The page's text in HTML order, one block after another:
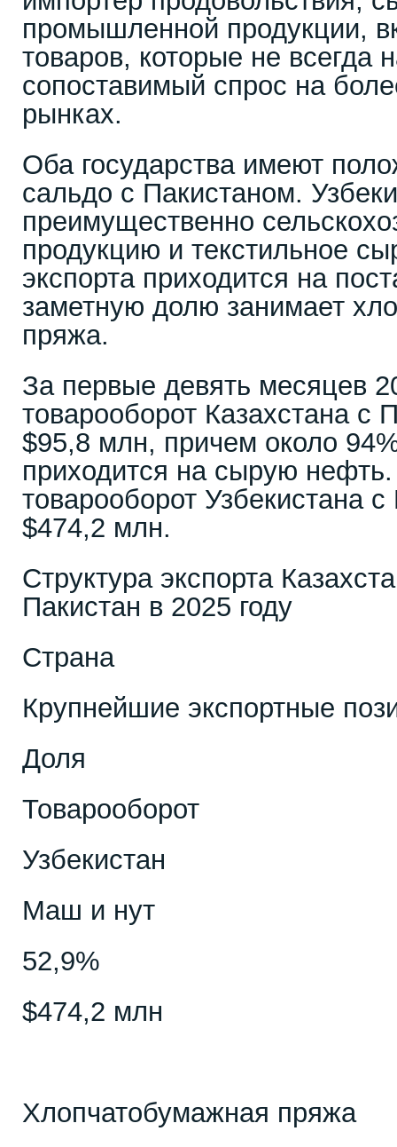
промышленной продукции,
товаров, которые не всегда
сопоставимый спрос на
рынках.
Оба государства имеют
сальдо с Пакистаном.
преимущественно
продукцию и текстильное
экспорта приходится на
заметную долю занимает
пряжа.
За первые девять месяцев
товарооборот Казахстана с
$95,8 млн, причем около
приходится на сырую
товарооборот Узбекистана
$474,2 млн.
Структура экспорта
Пакистан в 2025 году
Страна
Крупнейшие экспортные
Доля
Товарооборот
Узбекистан
Маш и нут
52,9%
$474,2 млн
Хлопчатобумажная пряжа